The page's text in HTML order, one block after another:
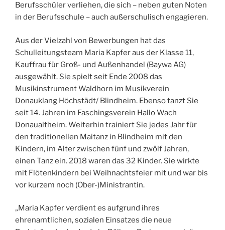
Berufsschüler verliehen, die sich – neben guten Noten
in der Berufsschule – auch außerschulisch engagieren.
Aus der Vielzahl von Bewerbungen hat das
Schulleitungsteam Maria Kapfer aus der Klasse 11,
Kauffrau für Groß- und Außenhandel (Baywa AG)
ausgewählt. Sie spielt seit Ende 2008 das
Musikinstrument Waldhorn im Musikverein
Donauklang Höchstädt/ Blindheim. Ebenso tanzt Sie
seit 14. Jahren im Faschingsverein Hallo Wach
Donaualtheim. Weiterhin trainiert Sie jedes Jahr für
den traditionellen Maitanz in Blindheim mit den
Kindern, im Alter zwischen fünf und zwölf Jahren,
einen Tanz ein. 2018 waren das 32 Kinder. Sie wirkte
mit Flötenkindern bei Weihnachtsfeier mit und war bis
vor kurzem noch (Ober-)Ministrantin.
„Maria Kapfer verdient es aufgrund ihres
ehrenamtlichen, sozialen Einsatzes die neue